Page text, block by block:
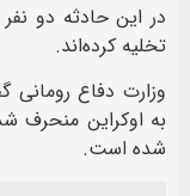
در این حادثه دو
تخلیه کرده‌اند.
وزارت دفاع رومانی
به اوکراین منحرف
شده است.